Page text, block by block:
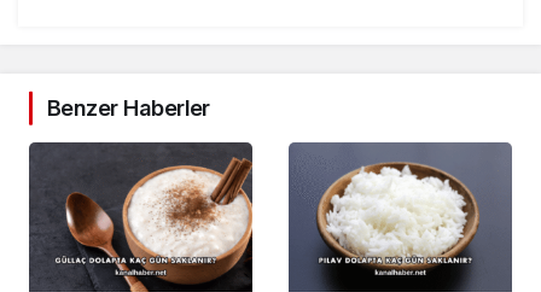
Benzer Haberler